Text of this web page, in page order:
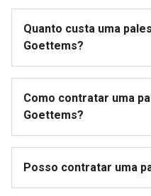
Quanto custa uma
Goettems?
Como contratar uma
Goettems?
Posso contratar uma